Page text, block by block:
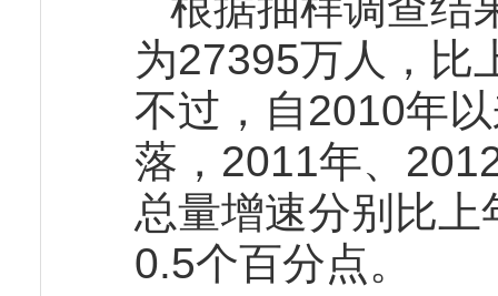
为27395万人，比
不过，自2010年
落，2011年、
总量增速分别比
0.5个百分点。